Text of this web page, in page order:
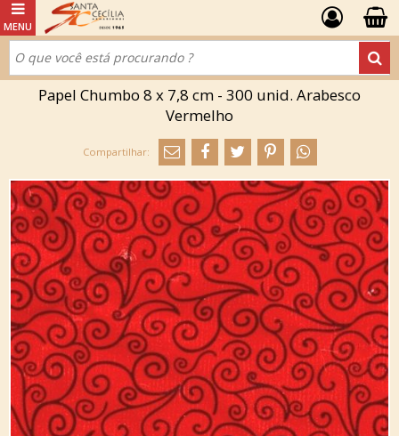
Papel Chumbo 8 x 7,8 cm - 300 unid. Arabesco
Vermelho